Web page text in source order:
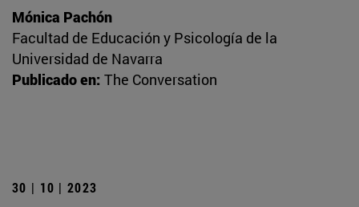
Mónica Pachón
Facultad de Educación y Psicología de la
Universidad de Navarra
Publicado en: The Conversation
30 | 10 | 2023